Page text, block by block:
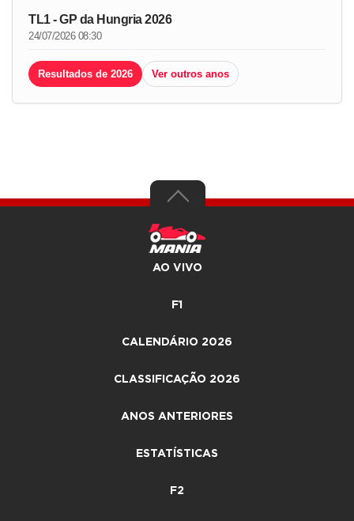
TL1 - GP da Hungria 2026
24/07/2026 08:30
Resultados de 2026 Ver outros anos
AO VIVO
F1
CALENDÁRIO 2026
CLASSIFICAÇÃO 2026
ANOS ANTERIORES
ESTATÍSTICAS
F2